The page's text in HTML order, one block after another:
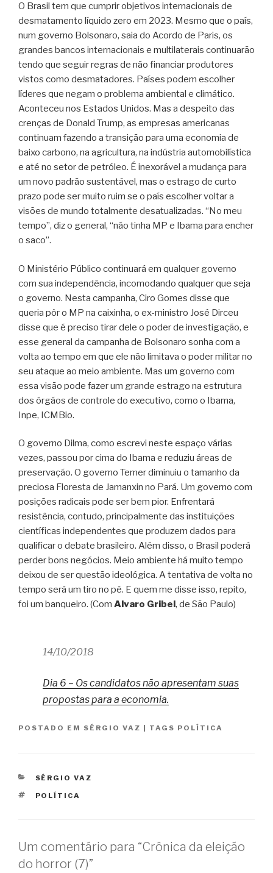
O Brasil tem que cumprir objetivos internacionais de
desmatamento líquido zero em 2023. Mesmo que o país,
num governo Bolsonaro, saia do Acordo de Paris, os
grandes bancos internacionais e multilaterais continuarão
tendo que seguir regras de não financiar produtores
vistos como desmatadores. Países podem escolher
líderes que negam o problema ambiental e climático.
Aconteceu nos Estados Unidos. Mas a despeito das
crenças de Donald Trump, as empresas americanas
continuam fazendo a transição para uma economia de
baixo carbono, na agricultura, na indústria automobilística
e até no setor de petróleo. É inexorável a mudança para
um novo padrão sustentável, mas o estrago de curto
prazo pode ser muito ruim se o país escolher voltar a
visões de mundo totalmente desatualizadas. “No meu
tempo”, diz o general, “não tinha MP e Ibama para encher
o saco”.
O Ministério Público continuará em qualquer governo
com sua independência, incomodando qualquer que seja
o governo. Nesta campanha, Ciro Gomes disse que
queria pôr o MP na caixinha, o ex-ministro José Dirceu
disse que é preciso tirar dele o poder de investigação, e
esse general da campanha de Bolsonaro sonha com a
volta ao tempo em que ele não limitava o poder militar no
seu ataque ao meio ambiente. Mas um governo com
essa visão pode fazer um grande estrago na estrutura
dos órgãos de controle do executivo, como o Ibama,
Inpe, ICMBio.
O governo Dilma, como escrevi neste espaço várias
vezes, passou por cima do Ibama e reduziu áreas de
preservação. O governo Temer diminuiu o tamanho da
preciosa Floresta de Jamanxin no Pará. Um governo com
posições radicais pode ser bem pior. Enfrentará
resistência, contudo, principalmente das instituições
científicas independentes que produzem dados para
qualificar o debate brasileiro. Além disso, o Brasil poderá
perder bons negócios. Meio ambiente há muito tempo
deixou de ser questão ideológica. A tentativa de volta no
tempo será um tiro no pé. E quem me disse isso, repito,
foi um banqueiro. (Com Alvaro Gribel, de São Paulo)
14/10/2018
Dia 6 – Os candidatos não apresentam suas
propostas para a economia.
POSTADO EM SÉRGIO VAZ | TAGS POLÍTICA
CATEGORIAS
SÉRGIO VAZ
TAGS
POLÍTICA
Um comentário para “Crônica da eleição
do horror (7)”